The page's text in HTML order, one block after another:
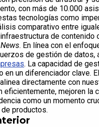
con más de 10.000
tecnologías como
comparativo entre
de contenido
. En línea con el
de gestión de datos,
. La capacidad de
en un diferenciador clave.
directamente con
eficientemente, mejoren
como un momento
productos.